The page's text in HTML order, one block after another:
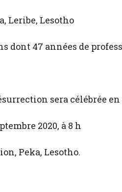
Leribe, Lesotho
dont 47 années de
sera célébrée
2020, à 8 h
Peka, Lesotho.